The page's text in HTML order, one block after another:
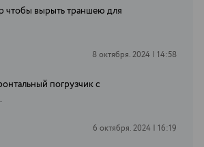
чтобы вырыть траншею для
8 октября. 2024 | 14:58
погрузчик с
6 октября. 2024 | 16:19